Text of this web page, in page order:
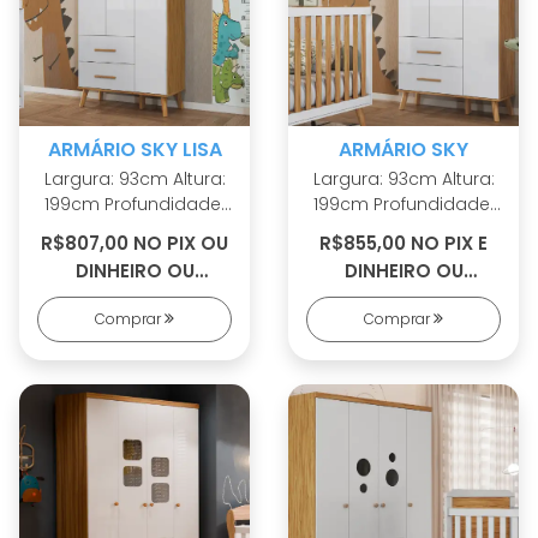
ARMÁRIO SKY LISA
Largura: 93cm Altura:
199cm Profundidade:
42cm 100% MDF Linho
interno Cabideiros
metálicos Sistema
antitombamento
Corrediças
telescópicas
Puxadores em MDF
Revestido Pés palito
R$807,00 NO PIX OU
DINHEIRO OU
R$888,00 EM 8X S/
JUROS
Comprar
ARMÁRIO SKY
Largura: 93cm Altura:
199cm Profundidade:
42cm 100% MDF Linho
interno Cabideiros
metálicos Sistema
antitombamento
Corrediças
telescópicas Portas
com PETG cristal
Puxadores em MDF
em madeira maciça
R$855,00 NO PIX E
DINHEIRO OU
R$941,00 EM 9X S/
JUROS
Comprar